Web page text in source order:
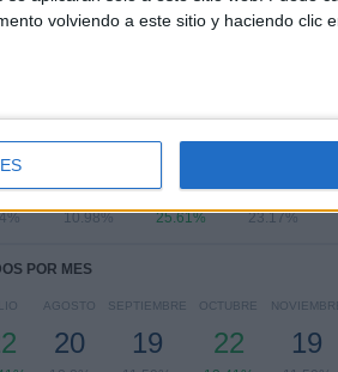
volviendo a este sitio y haciendo clic
Ver ranking completo
18
10.98%
SÁBADO
42
25.61%
38
23.17%
POR MES
AGOSTO
20
SEPTIEMBRE
19
OCTUBRE
22
NOVIEMBRE
19